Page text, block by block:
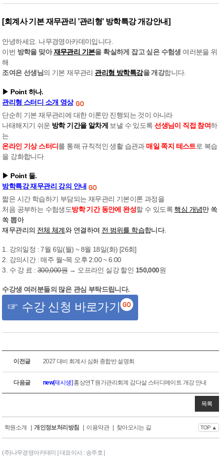
[회계사 기본 재무관리 '관리형' 방학특강 개강안내]
안녕하세요. 나무경영아카데미입니다.
이번 방학을 맞아재무관리 기본을 확실하게 잡고 싶은 수험생 여러분을 위
해
조여은 선생님의 기본 재무관리 관리형 방학특강을 개강합니다.
▶ Point 하나.
관리형 스터디 소개 영상
단순히 기본 재무관리에 대한 이론만 진행되는 것이 아니라
나태해지기 쉬운 방학 기간을 알차게 보낼 수 있도록선생님이 직접 참여하
는
온라인 기상 스터디 를 통해 규칙적인 생활 습관과매일 쪽지 테스트로 복습
을 강화합니다
▶ Point 둘.
방학특강 재무관리 강의 안내
짧은 시간 학습하기 부담되는 재무관리 기본이론 과정을
처음 공부하는 수험생도방학 기간 동안에 완성할 수 있도록 핵심 개념만 쏙
쏙 뽑아
재무관리의 전체 체계와 연결하여 전 범위를 학습합니다.
1. 강의일정 : 7월 6일(월) ~ 8월 18일(화) [26회]
2. 강의시간 : 매주 월~목 오후 2:00 ~ 6:00
3. 수 강 료 : 300,000원 → 오프라인 실강 할인 150,000원
수강생 여러분들의 많은 관심 부탁드립니다.
☞ 수강 신청 바로가기
이전글 2027 대비 회계사 심화 종합반 설명회
다음글 new[재시생]홍상연T 원가관리회계 감다살 스터디메이트 개강 안내
목록
학원소개 | 개인정보처리방침 | 이용약관 | 찾아오시는 길 TOP ▲
(주)나무경영아카데미 | 대표이사 : 송주호 |